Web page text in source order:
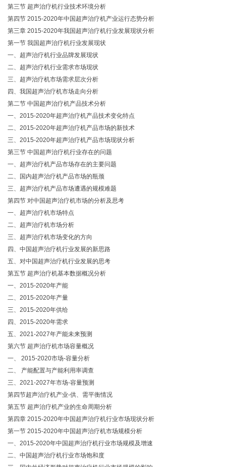
第三节 超声治疗机行业技术环境分析
第四节 2015-2020年中国超声治疗机产业运行态势分析
第三章 2015-2020年我国超声治疗机行业发展现状分析
第一节 我国超声治疗机行业发展现状
一、超声治疗机行业品牌发展现状
二、超声治疗机行业需求市场现状
三、超声治疗机市场需求层次分析
四、我国超声治疗机市场走向分析
第二节 中国超声治疗机产品技术分析
一、2015-2020年超声治疗机产品技术变化特点
二、2015-2020年超声治疗机产品市场的新技术
三、2015-2020年超声治疗机产品市场现状分析
第三节 中国超声治疗机行业存在的问题
一、超声治疗机产品市场存在的主要问题
二、国内超声治疗机产品市场的瓶颈
三、超声治疗机产品市场遭遇的规模难题
第四节 对中国超声治疗机市场的分析及思考
一、超声治疗机市场特点
二、超声治疗机市场分析
三、超声治疗机市场变化的方向
四、中国超声治疗机行业发展的新思路
五、对中国超声治疗机行业发展的思考
第五节 超声治疗机基本数据概况分析
一、2015-2020年产能
二、2015-2020年产量
三、2015-2020年供给
四、2015-2020年需求
五、2021-2027年产能未来预测
第六节 超声治疗机市场容量概况
一、 2015-2020市场-容量分析
二、 产能配置与产能利用率调查
三、2021-2027年市场-容量预测
第四节超声治疗机产业-供、需平衡情况
第五节 超声治疗机产业的生命周期分析
第四章 2015-2020年中国超声治疗机行业市场现状分析
第一节 2015-2020年中国超声治疗机市场规模分析
一、2015-2020年中国超声治疗机行业市场规模及增速
二、中国超声治疗机行业市场饱和度